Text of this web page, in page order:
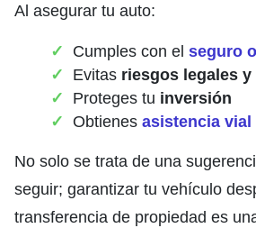
Al asegurar tu auto:
Cumples con el seguro
Evitas riesgos legales
Proteges tu inversión
Obtienes asistencia vial
No solo se trata de una
seguir; garantizar tu vehículo
transferencia de propiedad es